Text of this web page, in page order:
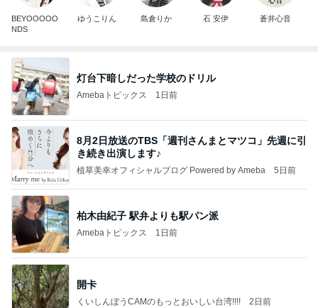
BEYOOOOO
NDS
ゆうこりん 島倉りか 石 安伊 蒼井心音
灯台下暗しだった学校のドリル
Amebaトピックス 1日前
8月2日放送のTBS「週刊さんまとマツコ」先週に引
き続き出演します♪
植草美幸オフィシャルブログ Powered by Ameba 5日前
柏木由紀子 駅弁よりも駅パン派
Amebaトピックス 1日前
開卡
くいしんぼうCAMのもっとおいしい台湾!!!! 2日前